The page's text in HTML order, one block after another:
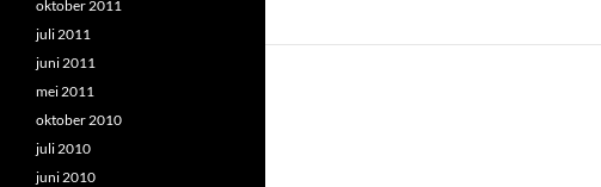
oktober 2011
juli 2011
juni 2011
mei 2011
oktober 2010
juli 2010
juni 2010